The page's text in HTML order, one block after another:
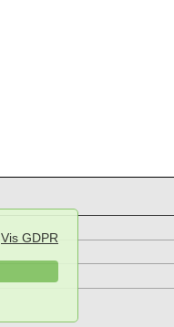
Vis GDPR